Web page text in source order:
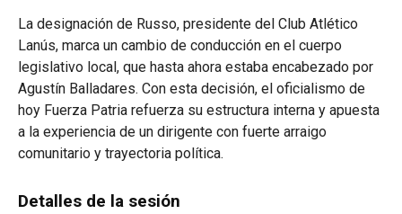
La designación de Russo, presidente del Club Atlético
Lanús, marca un cambio de conducción en el cuerpo
legislativo local, que hasta ahora estaba encabezado por
Agustín Balladares. Con esta decisión, el oficialismo de
hoy Fuerza Patria refuerza su estructura interna y apuesta
a la experiencia de un dirigente con fuerte arraigo
comunitario y trayectoria política.
Detalles de la sesión